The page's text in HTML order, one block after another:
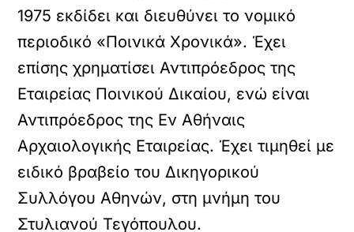
1975 εκδίδει και διευθύνει το νομικό
περιοδικό «Ποινικά Χρονικά». Έχει
επίσης χρηματίσει Αντιπρόεδρος της
Εταιρείας Ποινικού Δικαίου, ενώ είναι
Αντιπρόεδρος της Εν Αθήναις
Αρχαιολογικής Εταιρείας. Έχει τιμηθεί με
ειδικό βραβείο του Δικηγορικού
Συλλόγου Αθηνών, στη μνήμη του
Στυλιανού Τεγόπουλου.